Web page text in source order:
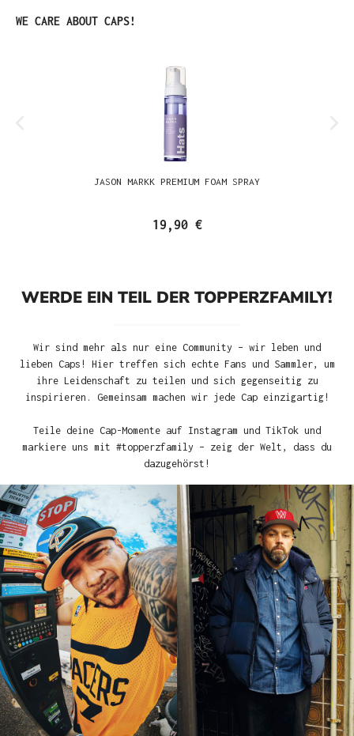
Produktgalerie überspringen
WE CARE ABOUT CAPS!
JASON MARKK PREMIUM FOAM SPRAY
19,90 €
WERDE EIN TEIL DER TOPPERZFAMILY!
Wir sind mehr als nur eine Community – wir leben und
lieben Caps! Hier treffen sich echte Fans und Sammler, um
ihre Leidenschaft zu teilen und sich gegenseitig zu
inspirieren. Gemeinsam machen wir jede Cap einzigartig!
Teile deine Cap-Momente auf Instagram und TikTok und
markiere uns mit #topperzfamily – zeig der Welt, dass du
dazugehörst!